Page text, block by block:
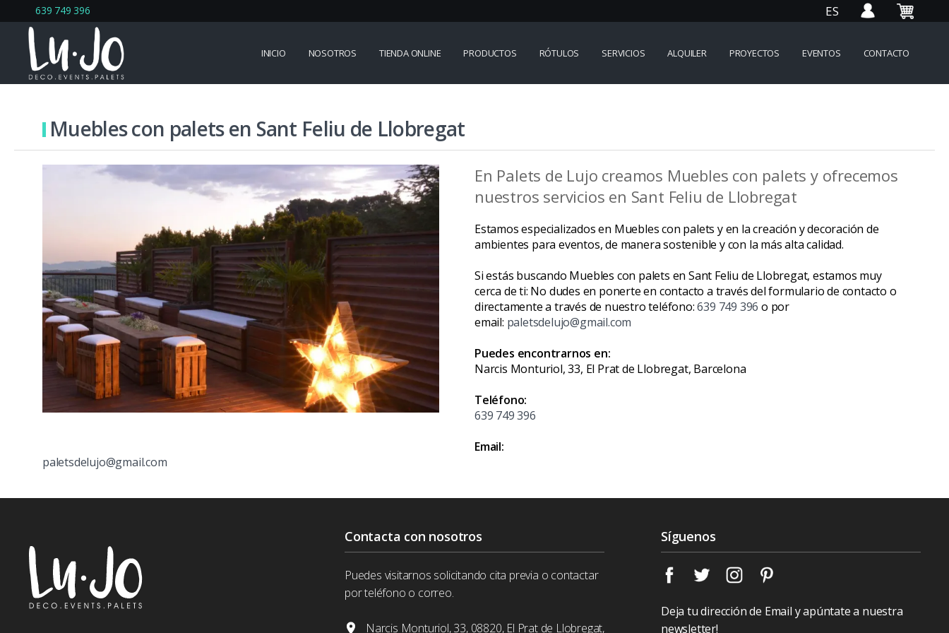
ES
639 749 396
INICIO NOSOTROS TIENDA ONLINE PRODUCTOS RÓTULOS SERVICIOS ALQUILER PROYECTOS EVENTOS CONTACTO
Muebles con palets en Sant Feliu de Llobregat
En Palets de Lujo creamos Muebles con palets y ofrecemos
nuestros servicios en Sant Feliu de Llobregat
Estamos especializados en Muebles con palets y en la creación y decoración de
ambientes para eventos, de manera sostenible y con la más alta calidad.
Si estás buscando Muebles con palets en Sant Feliu de Llobregat, estamos muy
cerca de ti: No dudes en ponerte en contacto a través del formulario de contacto o
directamente a través de nuestro teléfono:639 749 396 o por
email: paletsdelujo@gmail.com
Puedes encontrarnos en:
Narcis Monturiol, 33, El Prat de Llobregat, Barcelona
Teléfono:
639 749 396
Email:
paletsdelujo@gmail.com
Contacta con nosotros
Puedes visitarnos solicitando cita previa o contactar
por teléfono o correo.
Narcis Monturiol, 33, 08820, El Prat de Llobregat,
Síguenos
Deja tu dirección de Email y apúntate a nuestra
newsletter!